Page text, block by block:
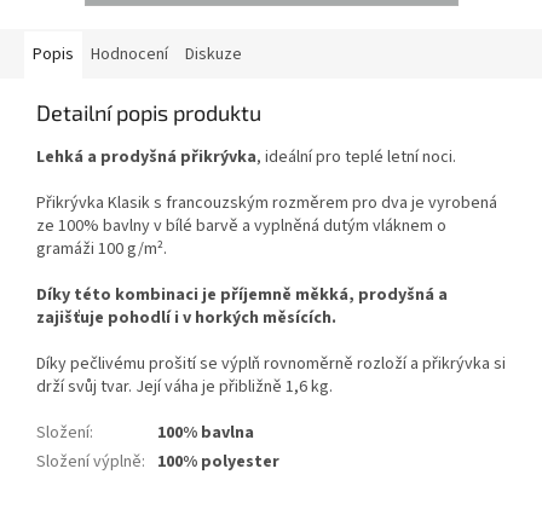
Popis Hodnocení Diskuze
Detailní popis produktu
Lehká a prodyšná přikrývka, ideální pro teplé letní noci.
Přikrývka Klasik s francouzským rozměrem pro dva je vyrobená
ze 100% bavlny v bílé barvě a vyplněná dutým vláknem o
gramáži 100 g/m².
Díky této kombinaci je příjemně měkká, prodyšná a
zajišťuje pohodlí i v horkých měsících.
Díky pečlivému prošití se výplň rovnoměrně rozloží a přikrývka si
drží svůj tvar. Její váha je přibližně 1,6 kg.
Složení:
100% bavlna
Složení výplně: 100% polyester